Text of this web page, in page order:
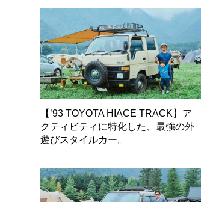
【’93 TOYOTA HIACE TRACK】ア
クティビティに特化した、最強の外
遊びスタイルカー。